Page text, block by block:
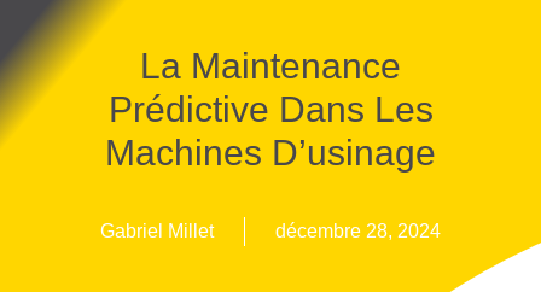
La Maintenance
Prédictive Dans Les
Machines D’usinage
Gabriel Millet décembre 28, 2024